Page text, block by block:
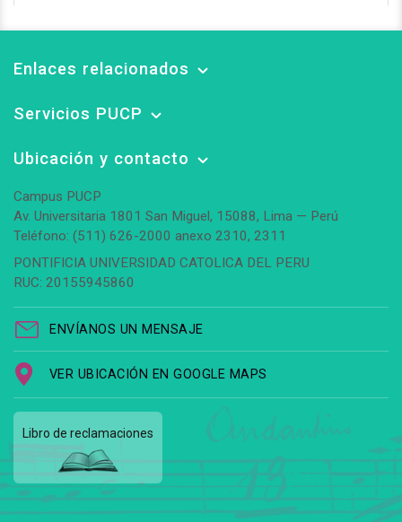
Enlaces relacionados
Servicios PUCP
Ubicación y contacto
Campus PUCP
Av. Universitaria 1801 San Miguel, 15088, Lima — Perú
Teléfono: (511) 626-2000 anexo 2310, 2311
PONTIFICIA UNIVERSIDAD CATOLICA DEL PERU
RUC: 20155945860
ENVÍANOS UN MENSAJE
VER UBICACIÓN EN GOOGLE MAPS
Libro de reclamaciones